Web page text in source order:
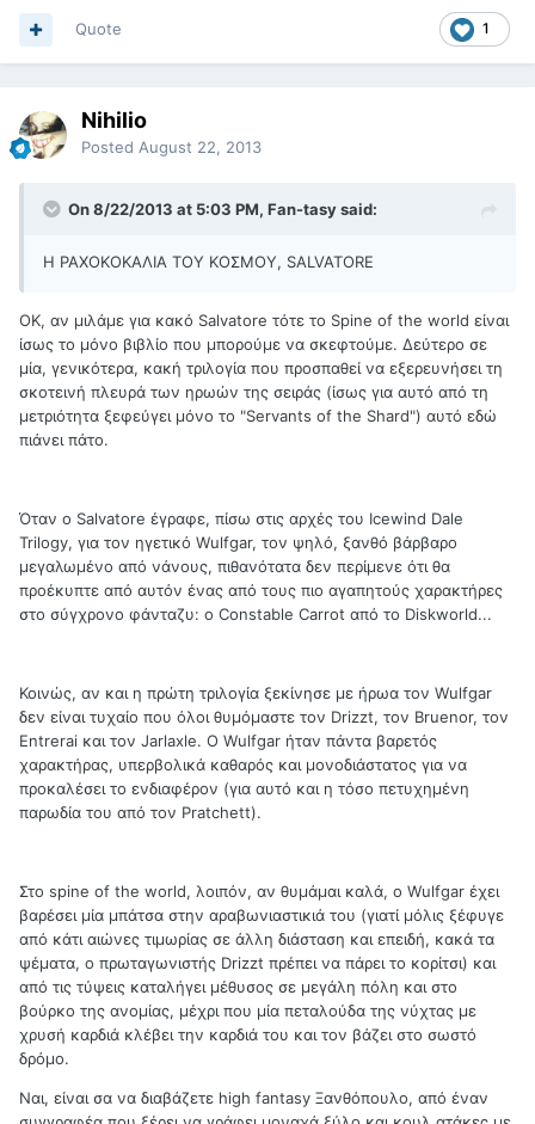
1
Quote
Nihilio
Posted August 22, 2013
On 8/22/2013 at 5:03 PM, Fan-tasy said:
Η ΡΑΧΟΚΟΚΑΛΙΑ ΤΟΥ ΚΟΣΜΟΥ, SALVATORE
ΟΚ, αν μιλάμε για κακό Salvatore τότε το Spine of the world είναι
ίσως το μόνο βιβλίο που μπορούμε να σκεφτούμε. Δεύτερο σε
μία, γενικότερα, κακή τριλογία που προσπαθεί να εξερευνήσει τη
σκοτεινή πλευρά των ηρωών της σειράς (ίσως για αυτό από τη
μετριότητα ξεφεύγει μόνο το "Servants of the Shard") αυτό εδώ
πιάνει πάτο.
Όταν ο Salvatore έγραφε, πίσω στις αρχές του Icewind Dale
Trilogy, για τον ηγετικό Wulfgar, τον ψηλό, ξανθό βάρβαρο
μεγαλωμένο από νάνους, πιθανότατα δεν περίμενε ότι θα
προέκυπτε από αυτόν ένας από τους πιο αγαπητούς χαρακτήρες
στο σύγχρονο φάνταζυ: ο Constable Carrot από το Diskworld...
Κοινώς, αν και η πρώτη τριλογία ξεκίνησε με ήρωα τον Wulfgar
δεν είναι τυχαίο που όλοι θυμόμαστε τον Drizzt, τον Bruenor, τον
Entrerai και τον Jarlaxle. Ο Wulfgar ήταν πάντα βαρετός
χαρακτήρας, υπερβολικά καθαρός και μονοδιάστατος για να
προκαλέσει το ενδιαφέρον (για αυτό και η τόσο πετυχημένη
παρωδία του από τον Pratchett).
Στο spine of the world, λοιπόν, αν θυμάμαι καλά, ο Wulfgar έχει
βαρέσει μία μπάτσα στην αραβωνιαστικιά του (γιατί μόλις ξέφυγε
από κάτι αιώνες τιμωρίας σε άλλη διάσταση και επειδή, κακά τα
ψέματα, ο πρωταγωνιστής Drizzt πρέπει να πάρει το κορίτσι) και
από τις τύψεις καταλήγει μέθυσος σε μεγάλη πόλη και στο
βούρκο της ανομίας, μέχρι που μία πεταλούδα της νύχτας με
χρυσή καρδιά κλέβει την καρδιά του και τον βάζει στο σωστό
δρόμο.
Ναι, είναι σα να διαβάζετε high fantasy Ξανθόπουλο, από έναν